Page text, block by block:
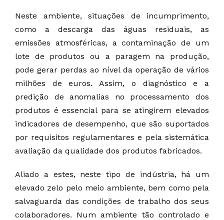
Neste ambiente, situações de incumprimento,
como a descarga das águas residuais, as
emissões atmosféricas, a contaminação de um
lote de produtos ou a paragem na produção,
pode gerar perdas ao nível da operação de vários
milhões de euros. Assim, o diagnóstico e a
predição de anomalias no processamento dos
produtos é essencial para se atingirem elevados
indicadores de desempenho, que são suportados
por requisitos regulamentares e pela sistemática
avaliação da qualidade dos produtos fabricados.
Aliado a estes, neste tipo de indústria, há um
elevado zelo pelo meio ambiente, bem como pela
salvaguarda das condições de trabalho dos seus
colaboradores. Num ambiente tão controlado e